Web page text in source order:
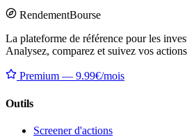
RendementBourse
La plateforme de référence pour les
Analysez, comparez et suivez vos
Premium — 9.99€/mois
Outils
Screener d'actions